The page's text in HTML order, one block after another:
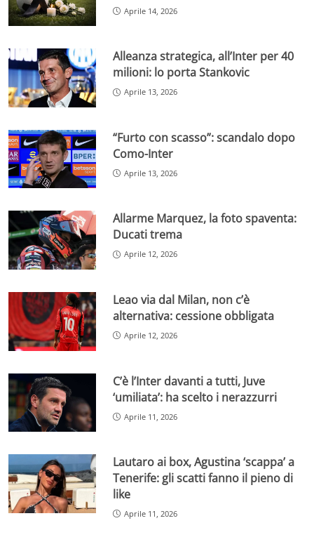
Aprile 14, 2026
Alleanza strategica, all’Inter per 40
milioni: lo porta Stankovic
Aprile 13, 2026
“Furto con scasso”: scandalo dopo
Como-Inter
Aprile 13, 2026
Allarme Marquez, la foto spaventa:
Ducati trema
Aprile 12, 2026
Leao via dal Milan, non c’è
alternativa: cessione obbligata
Aprile 12, 2026
C’è l’Inter davanti a tutti, Juve
‘umiliata’: ha scelto i nerazzurri
Aprile 11, 2026
Lautaro ai box, Agustina ‘scappa’ a
Tenerife: gli scatti fanno il pieno di
like
Aprile 11, 2026